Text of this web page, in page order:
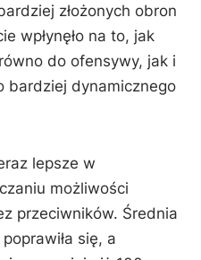
złożonych obron
wpłynęło na to, jak
do ofensywy, jak i
bardziej dynamicznego
lepsze w
możliwości
przeciwników. Średnia
się, a